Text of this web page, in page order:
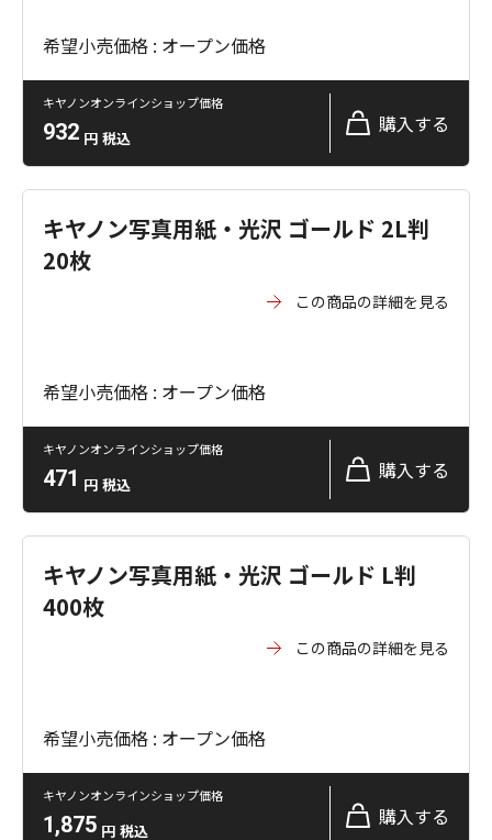
希望小売価格 : オープン価格
キヤノンオンラインショップ価格
932 円 税込
購入する
キヤノン写真用紙・光沢 ゴールド 2L判
20枚
この商品の詳細を見る
希望小売価格 : オープン価格
キヤノンオンラインショップ価格
471 円 税込
購入する
キヤノン写真用紙・光沢 ゴールド L判
400枚
この商品の詳細を見る
希望小売価格 : オープン価格
キヤノンオンラインショップ価格
1,875 円 税込
購入する